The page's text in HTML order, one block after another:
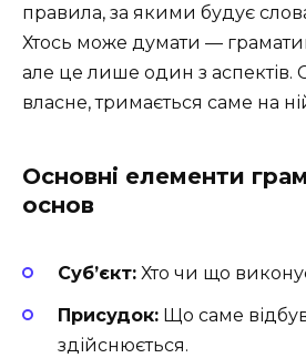
правила, за якими будує
Хтось може думати —
але це лише один з аспектів.
власне, тримається саме на
Основні елементи
основ
Суб’єкт: Хто чи що
Присудок: Що саме
здійснюється.